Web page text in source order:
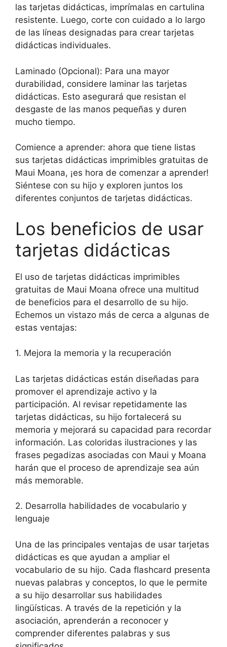
las tarjetas didácticas, imprímalas en cartulina
resistente. Luego, corte con cuidado a lo largo
de las líneas designadas para crear tarjetas
didácticas individuales.
Laminado (Opcional): Para una mayor
durabilidad, considere laminar las tarjetas
didácticas. Esto asegurará que resistan el
desgaste de las manos pequeñas y duren
mucho tiempo.
Comience a aprender: ahora que tiene listas
sus tarjetas didácticas imprimibles gratuitas de
Maui Moana, ¡es hora de comenzar a aprender!
Siéntese con su hijo y exploren juntos los
diferentes conjuntos de tarjetas didácticas.
Los beneficios de usar
tarjetas didácticas
El uso de tarjetas didácticas imprimibles
gratuitas de Maui Moana ofrece una multitud
de beneficios para el desarrollo de su hijo.
Echemos un vistazo más de cerca a algunas de
estas ventajas:
1. Mejora la memoria y la recuperación
Las tarjetas didácticas están diseñadas para
promover el aprendizaje activo y la
participación. Al revisar repetidamente las
tarjetas didácticas, su hijo fortalecerá su
memoria y mejorará su capacidad para recordar
información. Las coloridas ilustraciones y las
frases pegadizas asociadas con Maui y Moana
harán que el proceso de aprendizaje sea aún
más memorable.
2. Desarrolla habilidades de vocabulario y
lenguaje
Una de las principales ventajas de usar tarjetas
didácticas es que ayudan a ampliar el
vocabulario de su hijo. Cada flashcard presenta
nuevas palabras y conceptos, lo que le permite
a su hijo desarrollar sus habilidades
lingüísticas. A través de la repetición y la
asociación, aprenderán a reconocer y
comprender diferentes palabras y sus